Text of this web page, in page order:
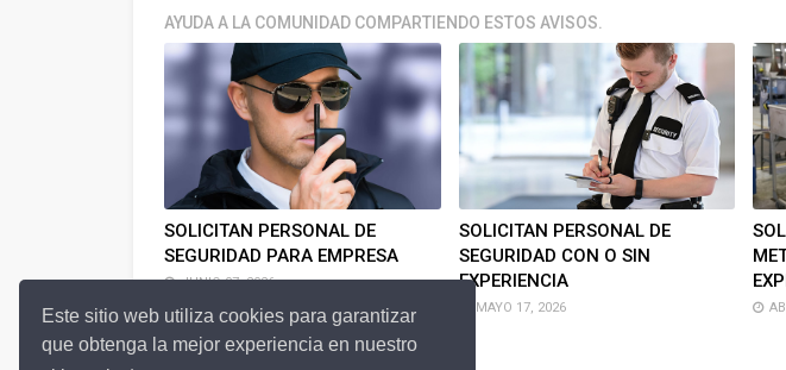
Este sitio web utiliza cookies para garantizar
que obtenga la mejor experiencia en nuestro
AYUDA A LA COMUNIDAD COMPARTIENDO ESTOS AVISOS.
SOLICITAN PERSONAL DE
SEGURIDAD PARA EMPRESA
JUNIO 07, 2026
SOLICITAN PERSONAL DE
SEGURIDAD CON O SIN
EXPERIENCIA
MAYO 17, 2026